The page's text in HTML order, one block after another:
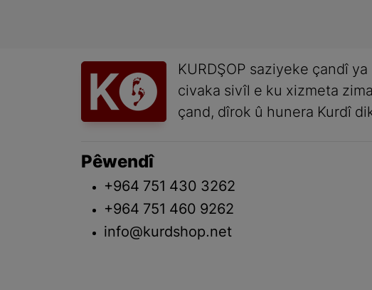
KURDŞOP saziyeke çandî ya
civaka sivîl e ku xizmeta
çand, dîrok û hunera Kurdî
Pêwendî
+964 751 430 3262
+964 751 460 9262
info@kurdshop.net